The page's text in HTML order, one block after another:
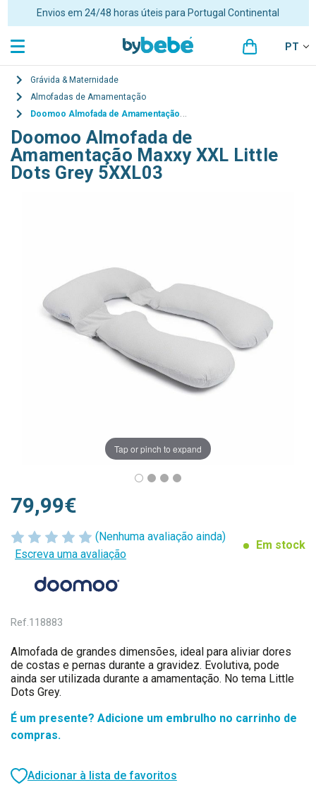
Envios em 24/48 horas úteis para Portugal Continental
PT
Grávida & Maternidade
Almofadas de Amamentação
Doomoo Almofada de Amamentação Maxxy XXL Little Dots Grey 5XXL03
Doomoo Almofada de
Amamentação Maxxy XXL Little
Dots Grey 5XXL03
Tap or pinch to expand
(Nenhuma avaliação ainda)
Escreva uma avaliação
Em stock
79,99€
Ref.118883
Almofada de grandes dimensões, ideal para aliviar dores
de costas e pernas durante a gravidez. Evolutiva, pode
ainda ser utilizada durante a amamentação. No tema Little
Dots Grey.
É um presente? Adicione um embrulho no carrinho de
compras.
Adicionar à lista de favoritos